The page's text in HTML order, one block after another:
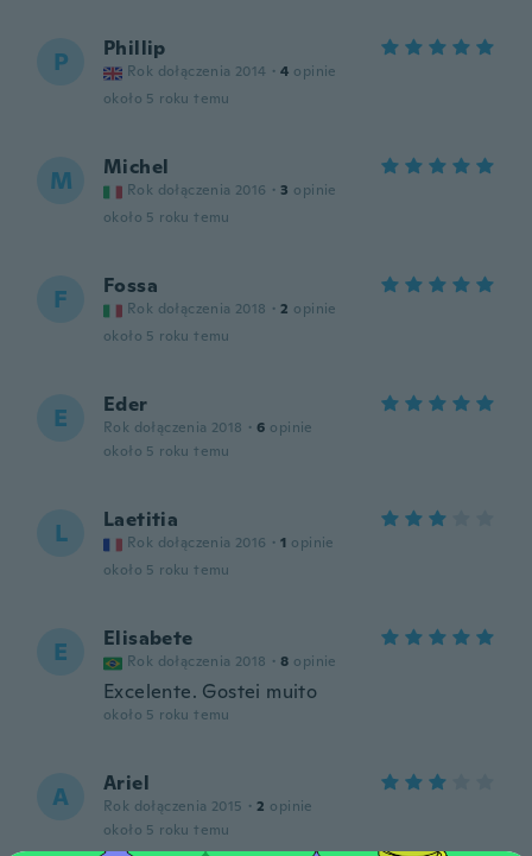
P Phillip
Rok dołączenia 2014 · 4 opinie
około 5 roku temu
M Michel
Rok dołączenia 2016 · 3 opinie
około 5 roku temu
F Fossa
Rok dołączenia 2018 · 2 opinie
około 5 roku temu
E Eder
Rok dołączenia 2018 · 6 opinie
około 5 roku temu
L Laetitia
Rok dołączenia 2016 · 1 opinie
około 5 roku temu
E Elisabete
Rok dołączenia 2018 · 8 opinie
Excelente. Gostei muito
około 5 roku temu
A Ariel
Rok dołączenia 2015 · 2 opinie
około 5 roku temu